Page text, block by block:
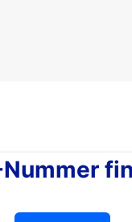
Nummer